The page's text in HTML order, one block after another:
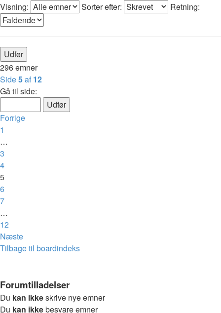
Visning:
Sorter efter: Retning:
296 emner
Side5af 12
Gå til side:
Forrige
1
…
3
4
5
6
7
…
12
Næste
Tilbage til boardindeks
Forumtilladelser
Du kan ikkeskrive nye emner
Du kan ikkebesvare emner